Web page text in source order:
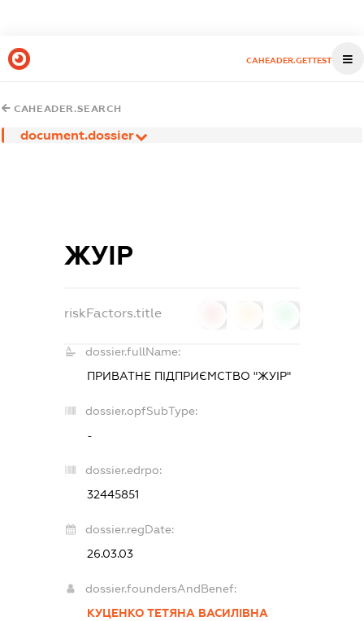
CAHEADER.GETTEST
CAHEADER.SEARCH
document.dossier
ЖУІР
riskFactors.title
dossier.fullName:
ПРИВАТНЕ ПІДПРИЄМСТВО "ЖУІР"
dossier.opfSubType:
-
dossier.edrpo:
32445851
dossier.regDate:
26.03.03
dossier.foundersAndBenef:
КУЦЕНКО ТЕТЯНА ВАСИЛІВНА